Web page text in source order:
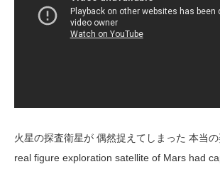
火星の探査衛星が 偶然捉えてしまった 本当
real figure exploration satellite of Mars had